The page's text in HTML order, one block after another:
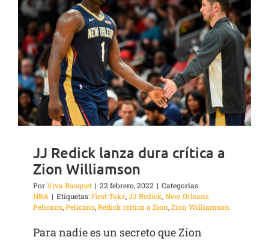
JJ Redick lanza dura crítica a
Zion Williamson
PorViva Basquet | 22 febrero, 2022 | Categorías:
NBA | Etiquetas:First Take,JJ Redick,New Orleans
Pelicans,Pelicans,Redick critica a Zion,Zion Williamson
Para nadie es un secreto que Zion